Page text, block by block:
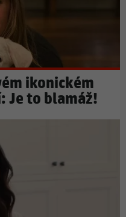
ikonickém
Je to blamáž!